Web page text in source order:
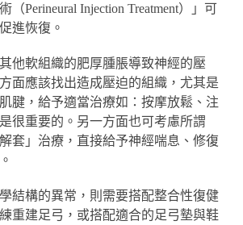
（Perineural Injection Treatment）」可
進恢復。
他軟組織的肥厚腫脹導致神經的壓
面應該找出造成壓迫的組織，尤其是
腱，給予適當治療如：按摩放鬆、注
很重要的。另一方面也可考慮所謂
解套」治療，直接給予神經喘息、修復
結構的異常，則需要搭配整合性復健
重建足弓，或搭配適合的足弓墊與鞋